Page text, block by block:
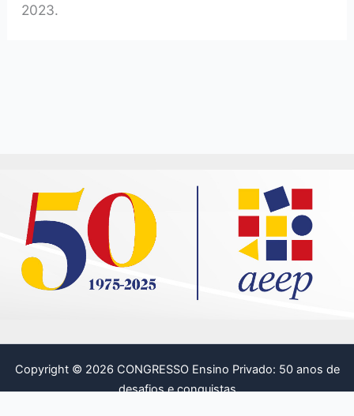
2023.
Copyright © 2026 CONGRESSO Ensino Privado: 50 anos de
desafios e conquistas